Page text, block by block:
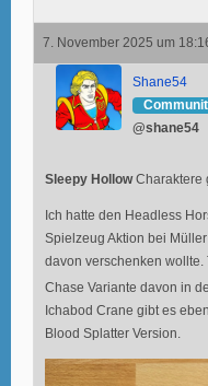
7. November 2025 um
Shane54
@shane54
Sleepy HollowCharaktere
Ich hatte den Headless
Spielzeug Aktion bei
davon verschenken wollte.
Chase Variante davon in
Ichabod Crane gibt es
Blood Splatter Version.